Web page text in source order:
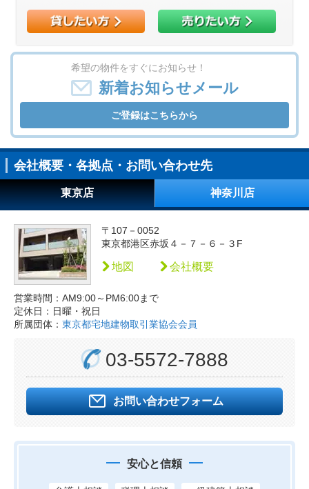
希望の物件をすぐにお知らせ！
新着お知らせメール
ご登録はこちらから
会社概要・各拠点・お問い合わせ先
東京店 神奈川店
〒107－0052
東京都港区赤坂４－７－６－３F
地図 会社概要
営業時間：AM9:00～PM6:00まで
定休日：日曜・祝日
所属団体： 東京都宅地建物取引業協会会員
03-5572-7888
お問い合わせフォーム
安心と信頼